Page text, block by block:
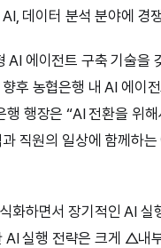
데이터 분석 분야에 경
AI 에이전트 구축 기술을
후 농협은행 내 AI 에이
행장은 “AI 전환을 위
직원의 일상에 함께하
화하면서 장기적인 AI
AI 실행 전략은 크게 △